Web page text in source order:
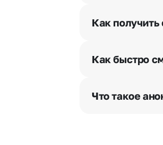
Как
разрешения
бесплатная.
Как быстро
часа после
Что такое